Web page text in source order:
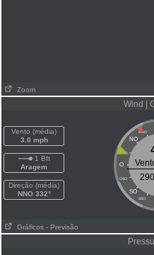
Zoom
Wind |
Vento (média)
3.0 mph
1 Bft
Aragem
Direção (média)
NNO 332°
NNO
NO
ONO
O
OSO
SO
SSO
Gráficos - Previsão